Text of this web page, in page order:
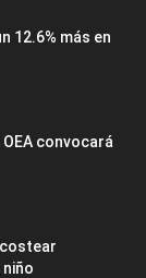
12.6% más en
convocará